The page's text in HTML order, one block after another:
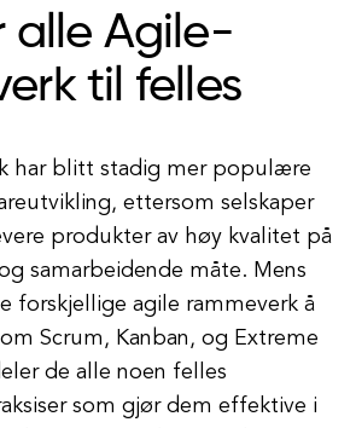
alle Agile-
til felles
har blitt stadig mer populære
ettersom selskaper
produkter av høy kvalitet på
samarbeidende måte. Mens
forskjellige agile rammeverk å
Scrum, Kanban, og Extreme
de alle noen felles
som gjør dem effektive i